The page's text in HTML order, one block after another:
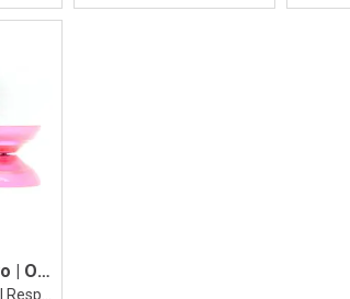
Sky Dancer Yoyo | Off String